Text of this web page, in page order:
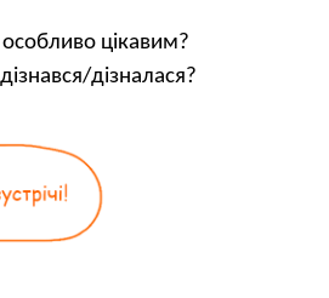
цікавим?
дізналася?